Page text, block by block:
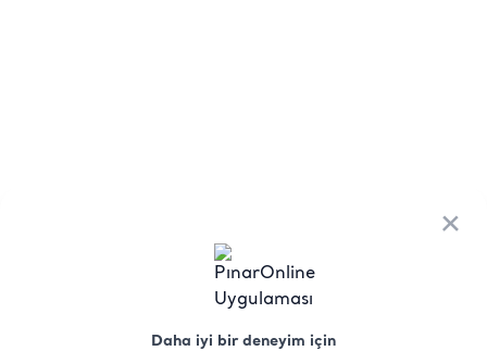
×
Daha iyi bir deneyim için